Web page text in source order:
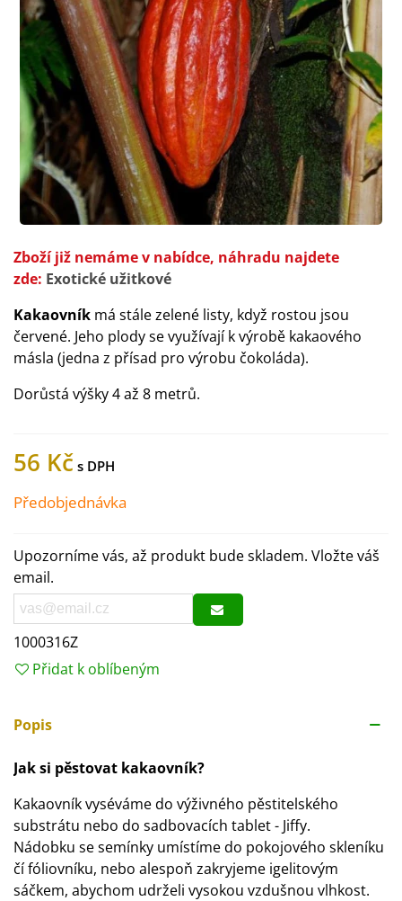
Zboží již nemáme v nabídce, náhradu najdete
zde: Exotické užitkové
Kakaovník má stále zelené listy, když rostou jsou
červené. Jeho plody se využívají k výrobě kakaového
másla (jedna z přísad pro výrobu čokoláda).
Dorůstá výšky 4 až 8 metrů.
56 Kč
Předobjednávka
Upozorníme vás, až produkt bude skladem. Vložte váš
email.
1000316Z
Přidat k oblíbeným
Popis
Jak si pěstovat kakaovník?
Kakaovník vyséváme do výživného pěstitelského
substrátu nebo do sadbovacích tablet - Jiffy.
Nádobku se semínky umístíme do pokojového skleníku
čí fóliovníku, nebo alespoň zakryjeme igelitovým
sáčkem, abychom udrželi vysokou vzdušnou vlhkost.